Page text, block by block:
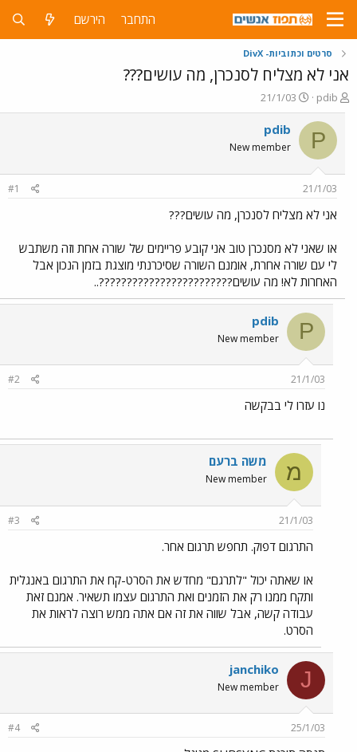
התחבר הירשם
סרטים וכתוביות- DivX
אני לא מצליח לסנכרן, מה עושים???
פ
ו
ת
ח
ה
ש
א
pdib
פ
ו
ר
ך
21/1/03
P
pdib
New member
21/1/03
#1
אני לא מצליח לסנכרן, מה עושים???
או שאני לא מסנכרן טוב אני קובע פריימים של שורה אחת וזה משתבש
לי עם שורה אחרת, אומנם השורה שסיכרנתי מוצגת בזמן הנכון אבל
האחרות לא! מה עושים????????????????????????..
P
pdib
New member
21/1/03
#2
נו עזרו לי בבקשה
מ משה ברעם
New member
21/1/03
#3
התרגום דפוק. תחפש תרגום אחר.
או שאתה יכול "לתרגם" מחדש את הסרט-קח את התרגום באנגלית
ותקח ממנו רק את הזמנים ואת התרגום עצמו תשאיר. אמנם זאת
עבודה קשה, אבל שווה את זה אם אתה ממש רוצה לראות את
הסרט.
J
janchiko
New member
25/1/03
#4